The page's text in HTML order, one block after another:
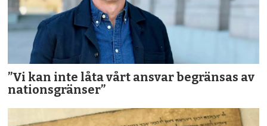
”Vi kan inte låta vårt ansvar begränsas av
nationsgränser”